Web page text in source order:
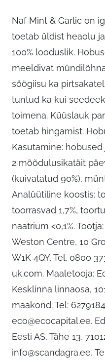
Naf Mint & Garlic on
toetab üldist heaolu
100% looduslik.
meeldivat
söögiisu ka
tuntud ka kui
toimena. Küüslauk
toetab hingamist.
Kasutamine: hobused
2 mõõdulusikatäit
(kuivatatud 90%),
Analüütiline koostis:
toorrasvad 1,7%,
naatrium <0,1%.
Weston Centre, 10
W1K 4QY. Tel. 0800
uk.com. Maaletooja:
Kesklinna linnaosa,
maakond. Tel:
eco@ecocapital.ee.
Eesti AS, Tähe 13,
info@scandagra.ee,